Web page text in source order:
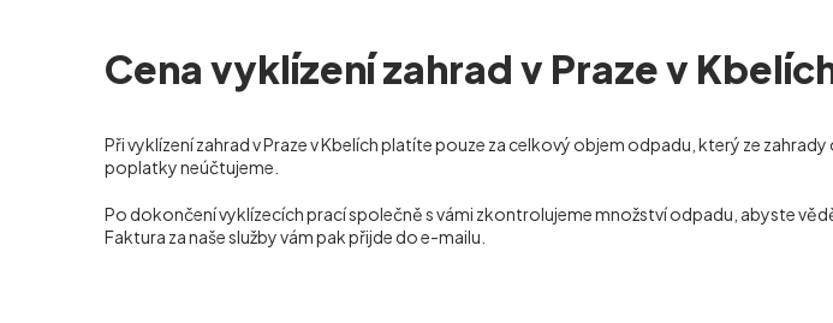
Cena vyklízení zahrad v Praze v
Při vyklízení zahrad v Praze v Kbelíchplatíte pouze za celkový objem odpadu, který ze
poplatky neúčtujeme.
Po dokončení vyklízecích prací společně s vámi zkontrolujeme množství odpadu, abyste
Faktura za naše služby vám pak přijde do e-mailu.